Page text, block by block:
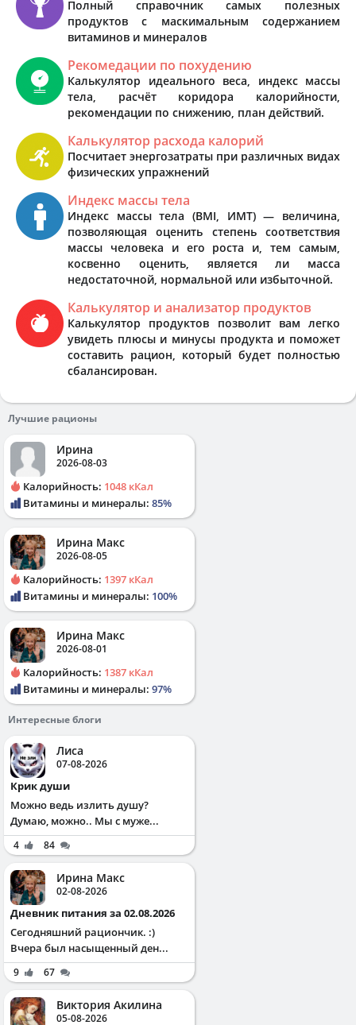
Полный справочник самых полезных
продуктов с маскимальным содержанием
витаминов и минералов
Рекомедации по похудению
Калькулятор идеального веса, индекс массы
тела, расчёт коридора калорийности,
рекомендации по снижению, план действий.
Калькулятор расхода калорий
Посчитает энергозатраты при различных видах
физических упражнений
Индекс массы тела
Индекс массы тела (BMI, ИМТ) — величина,
позволяющая оценить степень соответствия
массы человека и его роста и, тем самым,
косвенно оценить, является ли масса
недостаточной, нормальной или избыточной.
Калькулятор и анализатор продуктов
Калькулятор продуктов позволит вам легко
увидеть плюсы и минусы продукта и поможет
составить рацион, который будет полностью
сбалансирован.
Лучшие рационы
Ирина
2026-08-03
Калорийность: 1048 кКал
Витамины и минералы: 85%
Ирина Макс
2026-08-05
Калорийность: 1397 кКал
Витамины и минералы: 100%
Ирина Макс
2026-08-01
Калорийность: 1387 кКал
Витамины и минералы: 97%
Интересные блоги
Лиса
07-08-2026
Крик души
Можно ведь излить душу?
Думаю, можно.. Мы с муже...
4 84
Ирина Макс
02-08-2026
Дневник питания за 02.08.2026
Сегодняшний рациончик. :)
Вчера был насыщенный ден...
9 67
Виктория Акилина
05-08-2026